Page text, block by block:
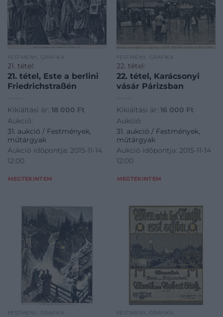
FESTMÉNY, GRAFIKA
21. tétel:
21. tétel, Este a berlini
Friedrichstraßén
Kikiáltási ár: 18 000 Ft
Aukció:
31. aukció / Festmények,
műtárgyak
Aukció időpontja: 2015-11-14
12:00
MEGTEKINTEM
FESTMÉNY, GRAFIKA
22. tétel:
22. tétel, Karácsonyi
vásár Párizsban
Kikiáltási ár: 16 000 Ft
Aukció:
31. aukció / Festmények,
műtárgyak
Aukció időpontja: 2015-11-14
12:00
MEGTEKINTEM
FESTMÉNY, GRAFIKA FESTMÉNY, GRAFIKA